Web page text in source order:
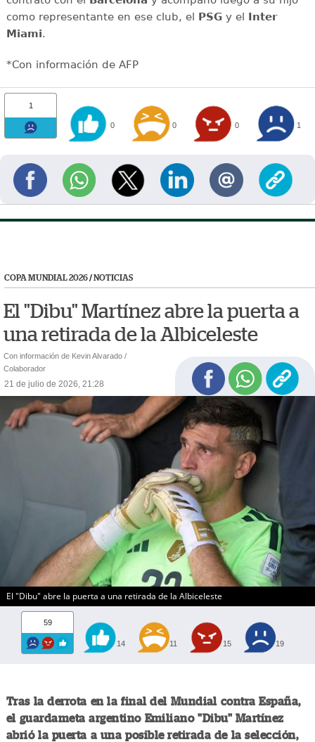
como representante en ese club, el PSGy el Inter
Miami.
*Con información de AFP
1
0 0 0 1
COPA MUNDIAL 2026/NOTICIAS
El "Dibu" Martínez abre la puerta a
una retirada de la Albiceleste
Con información de Kevin Alvarado /
Colaborador
21 de julio de 2026, 21:28
El "Dibu" abre la puerta a una retirada de la Albiceleste
59
14 11 15 19
Tras la derrota en la final del Mundial contra España,
el guardameta argentino Emiliano "Dibu" Martínez
abrió la puerta a una posible retirada de la selección,